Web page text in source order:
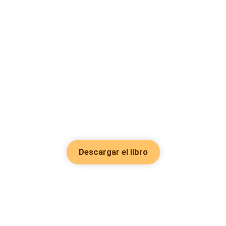
Descargar el libro